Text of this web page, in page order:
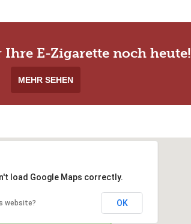
Ihre E-Zigarette noch heute!
MEHR SEHEN
load Google Maps correctly.
website? OK